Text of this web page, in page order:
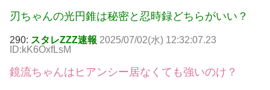
刃ちゃんの光円錐は秘密と忍時録どちらがいい？
290: スタレZZZ速報 2025/07/02(水) 12:32:07.23
ID:kK6OxfLsM
鏡流ちゃんはヒアンシー居なくても強いのけ？